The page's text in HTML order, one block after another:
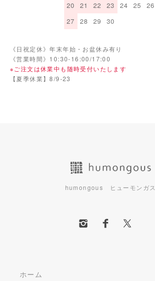
20
21 22 23 24 25
26
27
28 29 30
《日祝定休》年末年始・お盆休み有り
《営業時間》10:30-16:00/17:00
※ご注文は休業中も随時受付いたします
【夏季休業】8/9-23
humongous ヒューモンガス
ホーム